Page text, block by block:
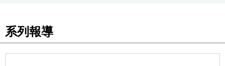
系列報導